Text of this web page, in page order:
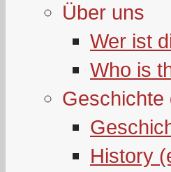
Über uns
Wer ist
Who is
Geschichte
History